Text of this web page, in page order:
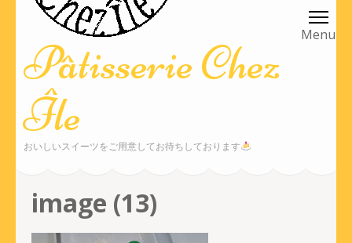
(Enter
押
す)
Pâtisserie Chez
Île
おいしいスイーツをご用意してお待ちしております
image (13)